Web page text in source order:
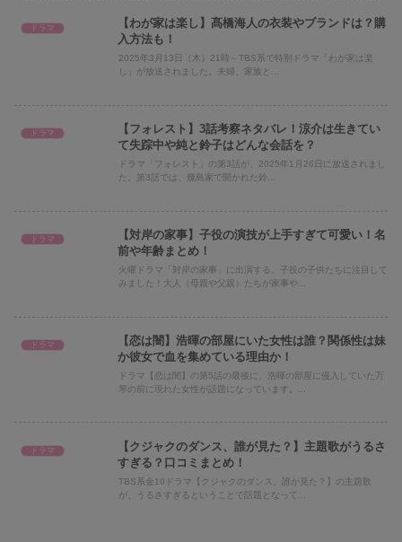
ドラマ
【わが家は楽し】髙橋海人の衣装やブランドは？購
入方法も！
2025年3月13日（木）21時～TBS系で特別ドラマ「わが家は楽
し」が放送されました。夫婦、家族と...
ドラマ
【フォレスト】3話考察ネタバレ！涼介は生きてい
て失踪中や純と鈴子はどんな会話を？
ドラマ「フォレスト」の第3話が、2025年1月26日に放送されまし
た。第3話では、幾島家で開かれた鈴...
ドラマ
【対岸の家事】子役の演技が上手すぎて可愛い！名
前や年齢まとめ！
火曜ドラマ「対岸の家事」に出演する、子役の子供たちに注目して
みました！大人（母親や父親）たちが家事や...
ドラマ
【恋は闇】浩暉の部屋にいた女性は誰？関係性は妹
か彼女で血を集めている理由か！
ドラマ【恋は闇】の第5話の最後に、浩暉の部屋に侵入していた万
琴の前に現れた女性が話題になっています。...
ドラマ
【クジャクのダンス、誰が見た？】主題歌がうるさ
すぎる？口コミまとめ！
TBS系金10ドラマ【クジャクのダンス、誰が見た？】の主題歌
が、うるさすぎるということで話題となって...